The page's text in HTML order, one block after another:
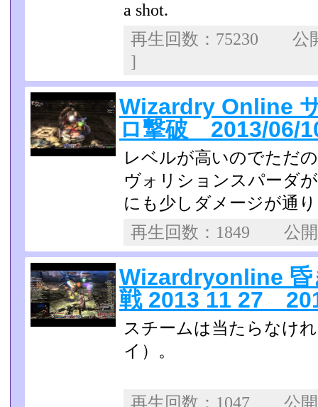
a shot.
再生回数：75230
]
Wizardry Online
ロ撃破 2013/06/
レベルが高いのでただ
ヴォリションスパーダ
にも少しダメージが通
再生回数：1849
Wizardryonline 昏
戦 2013 11 27
スチームは当たらなけ
イ）。
再生回数：1047